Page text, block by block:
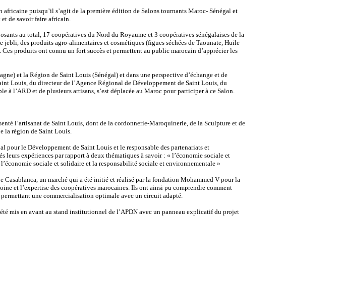
puisqu’il s’agit de la première édition de Salons tournants Maroc- Sénégal et
de savoir faire africain.
au total, 17 coopératives du Nord du Royaume et 3 coopératives sénégalaises de la
des produits agro-alimentaires et cosmétiques (figues séchées de Taounate, Huile
produits ont connu un fort succès et permettent au public marocain d’apprécier les
et la Région de Saint Louis (Sénégal) et dans une perspective d’échange et de
Louis, du directeur de l’Agence Régional de Développement de Saint Louis, du
à l’ARD et de plusieurs artisans, s’est déplacée au Maroc pour participer à ce Salon.
l’artisanat de Saint Louis, dont de la cordonnerie-Maroquinerie, de la Sculpture et de
la région de Saint Louis.
pour le Développement de Saint Louis et le responsable des partenariats et
leurs expériences par rapport à deux thématiques à savoir : « l’économie sociale et
sociale et solidaire et la responsabilité sociale et environnementale »
Casablanca, un marché qui a été initié et réalisé par la fondation Mohammed V pour la
et l’expertise des coopératives marocaines. Ils ont ainsi pu comprendre comment
une commercialisation optimale avec un circuit adapté.
mis en avant au stand institutionnel de l’APDN avec un panneau explicatif du projet